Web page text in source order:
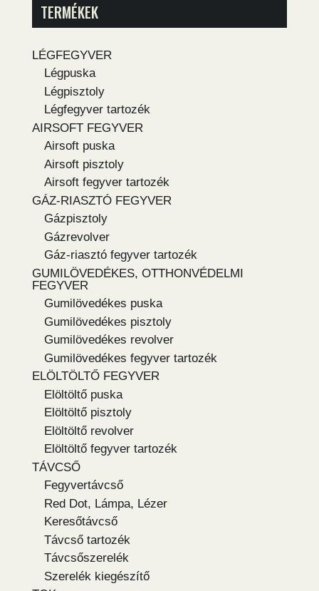
TERMÉKEK
LÉGFEGYVER
Légpuska
Légpisztoly
Légfegyver tartozék
AIRSOFT FEGYVER
Airsoft puska
Airsoft pisztoly
Airsoft fegyver tartozék
GÁZ-RIASZTÓ FEGYVER
Gázpisztoly
Gázrevolver
Gáz-riasztó fegyver tartozék
GUMILÖVEDÉKES, OTTHONVÉDELMI
FEGYVER
Gumilövedékes puska
Gumilövedékes pisztoly
Gumilövedékes revolver
Gumilövedékes fegyver tartozék
ELÖLTÖLTŐ FEGYVER
Elöltöltő puska
Elöltöltő pisztoly
Elöltöltő revolver
Elöltöltő fegyver tartozék
TÁVCSŐ
Fegyvertávcső
Red Dot, Lámpa, Lézer
Keresőtávcső
Távcső tartozék
Távcsőszerelék
Szerelék kiegészítő